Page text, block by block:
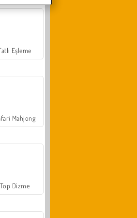
Eşleme
Mahjong
Top Dizme